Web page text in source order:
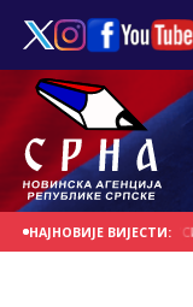
НАЈНОВИЈЕ ВИЈЕСТИ:
ИЗ БЈЕЛОРУСИЈЕ